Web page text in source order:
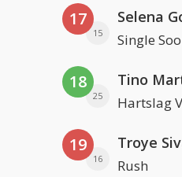
17
15
Selena
Single
18
25
Tino
Hartslag
19
16
Troye
Rush